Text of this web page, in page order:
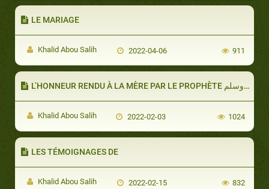
LE MARIAGE
Khalid Abou Salih 2022-04-06 911
Khalid Abou Salih 2022-02-03 1024
LES TÉMOIGNAGES DE
Khalid Abou Salih 2022-02-15 832